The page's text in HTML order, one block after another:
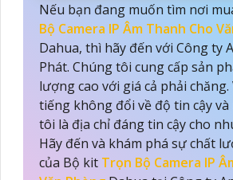
Nếu bạn đang muốn tìm nơi
Bộ Camera IP Âm Thanh Cho
Dahua, thì hãy đến với Công ty
Phát. Chúng tôi cung cấp sản
lượng cao với giá cả phải chăng.
tiếng không đổi về độ tin cậy
tôi là địa chỉ đáng tin cậy cho
Hãy đến và khám phá sự chất
của Bộ kit Trọn Bộ Camera IP